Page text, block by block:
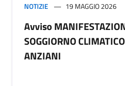
NOTIZIE 19 MAGGIO 2026
Avviso
SOGGIORNO
ANZIANI